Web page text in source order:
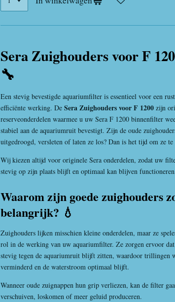
Sera Zuighouders voor F
🔧
Een stevig bevestigde aquariumfilter is essentieel voor een
efficiënte werking. De Sera Zuighouders voor F 1200 zijn
reserveonderdelen waarmee u uw Sera F 1200 binnenfilter
stabiel aan de aquariumruit bevestigt. Zijn de oude
uitgedroogd, versleten of laten ze los? Dan is het tijd om ze te
Wij kiezen altijd voor originele Sera onderdelen, zodat uw
stevig op zijn plaats blijft en optimaal kan blijven
Waarom zijn goede zuighouders
belangrijk? 💧
Zuighouders lijken misschien kleine onderdelen, maar ze
rol in de werking van uw aquariumfilter. Ze zorgen ervoor
stevig tegen de aquariumruit blijft zitten, waardoor trillingen
verminderd en de waterstroom optimaal blijft.
Wanneer oude zuignappen hun grip verliezen, kan de filter
verschuiven, loskomen of meer geluid produceren.